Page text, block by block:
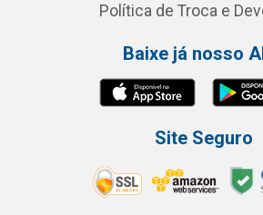
Política de Troca e
Baixe já nosso
Site Seguro